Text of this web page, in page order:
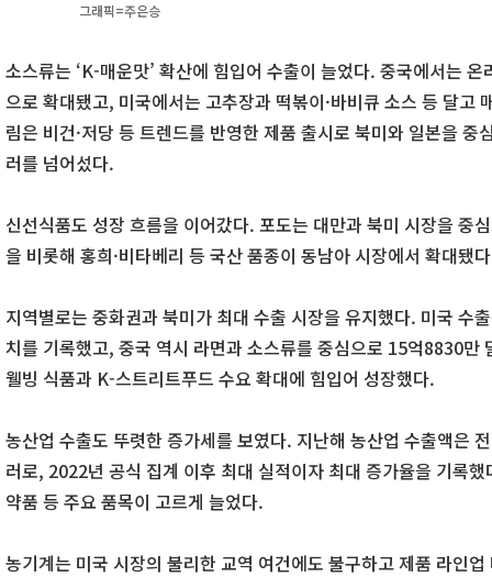
그래픽=주은승
소스류는 ‘K-매운맛’ 확산에 힘입어 수출이 늘었다. 중국에서는
으로 확대됐고, 미국에서는 고추장과 떡볶이·바비큐 소스 등 달고
림은 비건·저당 등 트렌드를 반영한 제품 출시로 북미와 일본을
러를 넘어섰다.
신선식품도 성장 흐름을 이어갔다. 포도는 대만과 북미 시장을 중
을 비롯해 홍희·비타베리 등 국산 품종이 동남아 시장에서 확대됐
지역별로는 중화권과 북미가 최대 수출 시장을 유지했다. 미국 수
치를 기록했고, 중국 역시 라면과 소스류를 중심으로 15억8830만
웰빙 식품과 K-스트리트푸드 수요 확대에 힘입어 성장했다.
농산업 수출도 뚜렷한 증가세를 보였다. 지난해 농산업 수출액은
러로, 2022년 공식 집계 이후 최대 실적이자 최대 증가율을 기록
약품 등 주요 품목이 고르게 늘었다.
농기계는 미국 시장의 불리한 교역 여건에도 불구하고 제품 라인